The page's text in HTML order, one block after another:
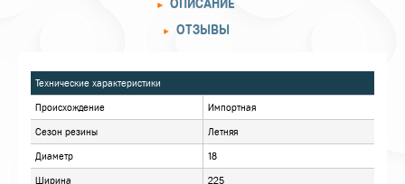
ОПИСАНИЕ
ОТЗЫВЫ